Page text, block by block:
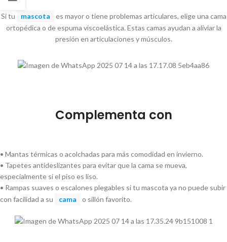
Si tu mascota
es mayor o tiene problemas articulares, elige una cama
ortopédica o de espuma viscoelástica. Estas camas ayudan a aliviar la
presión en articulaciones y músculos.
Complementa con
• Mantas térmicas o acolchadas para más comodidad en invierno.
• Tapetes antideslizantes para evitar que la cama se mueva,
especialmente si el piso es liso.
• Rampas suaves o escalones plegables si tu mascota ya no puede subir
con facilidad a su
cama o sillón favorito.